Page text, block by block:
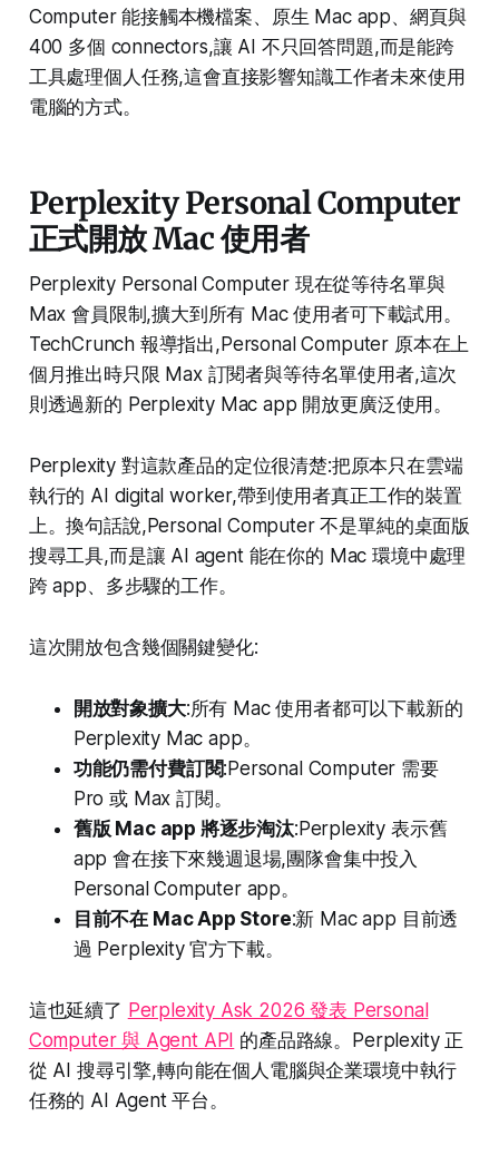
Computer 能接觸本機檔案、原生 Mac app、網頁與
400 多個 connectors,讓 AI 不只回答問題,而是能跨
工具處理個人任務,這會直接影響知識工作者未來使用
電腦的方式。
Perplexity Personal Computer
正式開放 Mac 使用者
Perplexity Personal Computer 現在從等待名單與
Max 會員限制,擴大到所有 Mac 使用者可下載試用。
TechCrunch 報導指出,Personal Computer 原本在上
個月推出時只限 Max 訂閱者與等待名單使用者,這次
則透過新的 Perplexity Mac app 開放更廣泛使用。
Perplexity 對這款產品的定位很清楚:把原本只在雲端
執行的 AI digital worker,帶到使用者真正工作的裝置
上。換句話說,Personal Computer 不是單純的桌面版
搜尋工具,而是讓 AI agent 能在你的 Mac 環境中處理
跨 app、多步驟的工作。
這次開放包含幾個關鍵變化:
開放對象擴大:所有 Mac 使用者都可以下載新的
Perplexity Mac app。
功能仍需付費訂閱:Personal Computer 需要
Pro 或 Max 訂閱。
舊版 Mac app 將逐步淘汰:Perplexity 表示舊
app 會在接下來幾週退場,團隊會集中投入
Personal Computer app。
目前不在 Mac App Store:新 Mac app 目前透
過 Perplexity 官方下載。
這也延續了 Perplexity Ask 2026 發表 Personal
Computer 與 Agent API 的產品路線。Perplexity 正
從 AI 搜尋引擎,轉向能在個人電腦與企業環境中執行
任務的 AI Agent 平台。